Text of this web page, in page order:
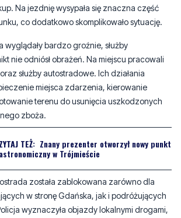
bardzo groźnie, służby
nie odniósł obrażeń. Na miejscu pracowali
miejsca zdarzenia, kierowanie
terenu do usunięcia uszkodzonych
zboża.
TEŻ:Znany prezenter otworzył nowy punkt
w Trójmieście
została zablokowana zarówno dla
w stronę Gdańska, jak i podróżujących
wyznaczyła objazdy lokalnymi drogami,
utrudnienia również poza samą
odczuli je kierowcy wracający na
weekendowe podróże w kierunku